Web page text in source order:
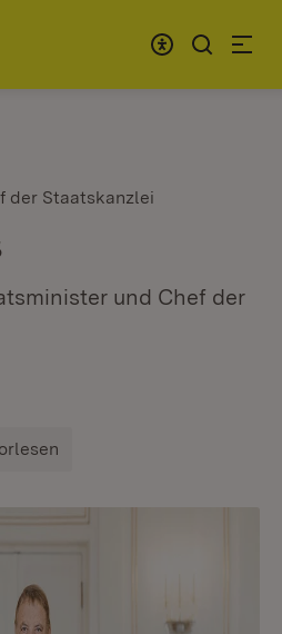
der Staatskanzlei
und Chef der